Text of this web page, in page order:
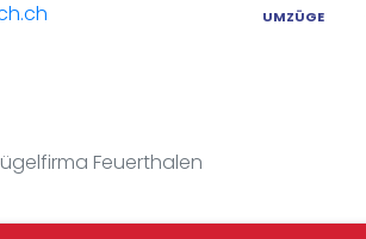
UMZÜGE
Feuerthalen